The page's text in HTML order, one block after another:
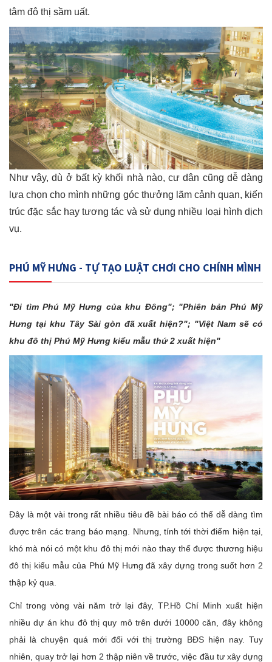
tâm đô thị sầm uất.
Như vậy, dù ở bất kỳ khối nhà nào, cư dân cũng dễ dàng
lựa chọn cho mình những góc thưởng lãm cảnh quan, kiến
trúc đặc sắc hay tương tác và sử dụng nhiều loại hình dịch
vụ.
PHÚ MỸ HƯNG - TỰ TẠO LUẬT CHƠI CHO CHÍNH MÌNH
"Đi tìm Phú Mỹ Hưng của khu Đông"; "Phiên bản Phú Mỹ
Hưng tại khu Tây Sài gòn đã xuất hiện?"; "Việt Nam sẽ có
khu đô thị Phú Mỹ Hưng kiểu mẫu thứ 2 xuất hiện"
Đây là một vài trong rất nhiều tiêu đề bài báo có thể dễ dàng tìm
được trên các trang báo mạng. Nhưng, tính tới thời điểm hiện tại,
khó mà nói có một khu đô thị mới nào thay thế được thương hiệu
đô thị kiểu mẫu của Phú Mỹ Hưng đã xây dựng trong suốt hơn 2
thập kỷ qua.
Chỉ trong vòng vài năm trở lại đây, TP.Hồ Chí Minh xuất hiện
nhiều dự án khu đô thị quy mô trên dưới 10000 căn, đây không
phải là chuyện quá mới đối với thị trường BĐS hiện nay. Tuy
nhiên, quay trở lại hơn 2 thập niên về trước, việc đầu tư xây dựng